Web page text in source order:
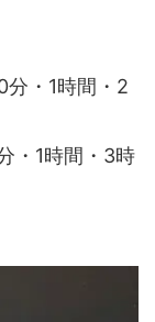
分・1時間・2
・1時間・3時